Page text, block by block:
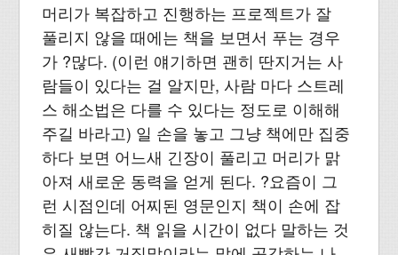
머리가 복잡하고 진행하는 프로젝트가 잘
풀리지 않을 때에는 책을 보면서 푸는 경우
가 ?많다. (이런 얘기하면 괜히 딴지거는 사
람들이 있다는 걸 알지만, 사람 마다 스트레
스 해소법은 다를 수 있다는 정도로 이해해
주길 바라고) 일 손을 놓고 그냥 책에만 집중
하다 보면 어느새 긴장이 풀리고 머리가 맑
아져 새로운 동력을 얻게 된다. ?요즘이 그
런 시점인데 어찌된 영문인지 책이 손에 잡
히질 않는다. 책 읽을 시간이 없다 말하는 것